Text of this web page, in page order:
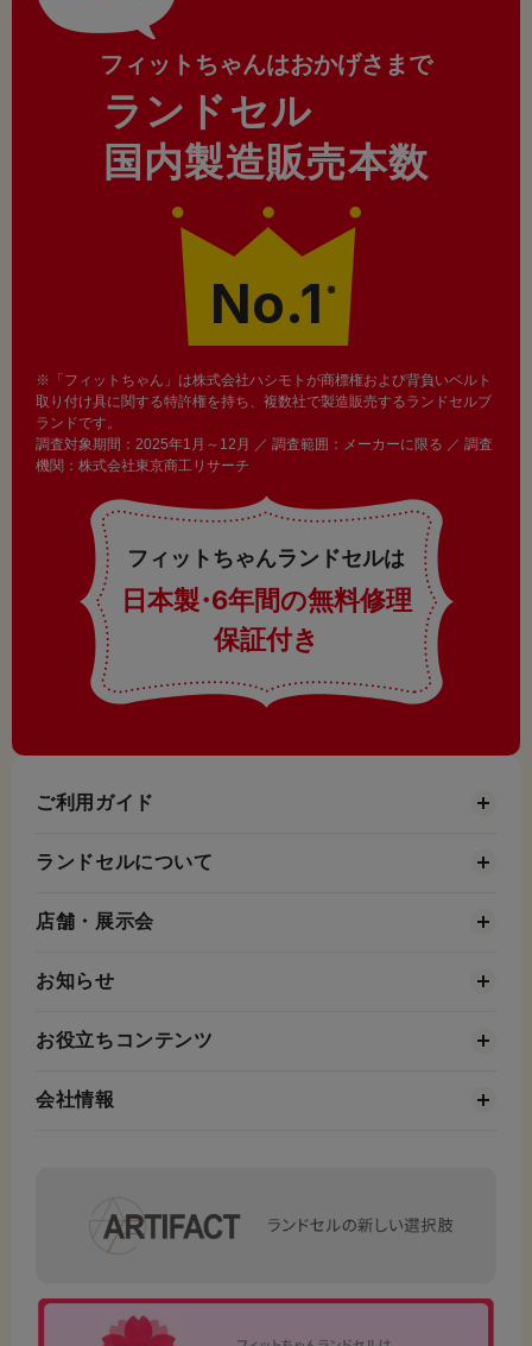
フィットちゃんはおかげさまで
ランドセル
国内製造販売本数
No.1 ※
※「フィットちゃん」は株式会社ハシモトが商標権および背負いベルト
取り付け具に関する特許権を持ち、複数社で製造販売するランドセルブ
ランドです。
調査対象期間：2025年1月～12月 ／ 調査範囲：メーカーに限る ／ 調査
機関：株式会社東京商工リサーチ
フィットちゃんランドセルは
日本製・6年間の無料修理
保証付き
ご利用ガイド
ランドセルについて
店舗・展示会
お知らせ
お役立ちコンテンツ
会社情報